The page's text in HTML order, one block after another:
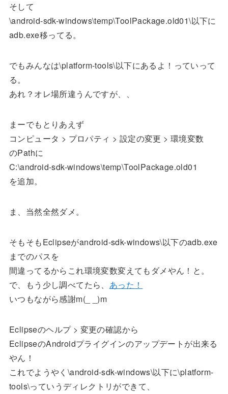
そして
\android-sdk-windows\temp\ToolPackage.old01\以下に
adb.exe移ってる。
でもみんなは\platform-tools\以下にあるよ！っていって
る。
あれ？オレ場所違うんですが、、
まーでもとりあえず
コンピュータ > プロパティ > 設定の変更 > 環境変数
のPathに
C:\android-sdk-windows\temp\ToolPackage.old01
を追加。
ま、当然全然ダメ。
そもそもEclipseがandroid-sdk-windows\以下のadb.exe
までのパスを
間違ってるからこれ環境変数変えてもダメやん！と。
で、もう少し調べてたら、 あった！
いつもながら感謝m(_ _)m
Eclipseのヘルプ > 変更の確認から
EclipseのAndroidプライグインのアップデートが出来る
やん！
これでようやく\android-sdk-windows\以下に\platform-
tools\っていうディレクトリができて、